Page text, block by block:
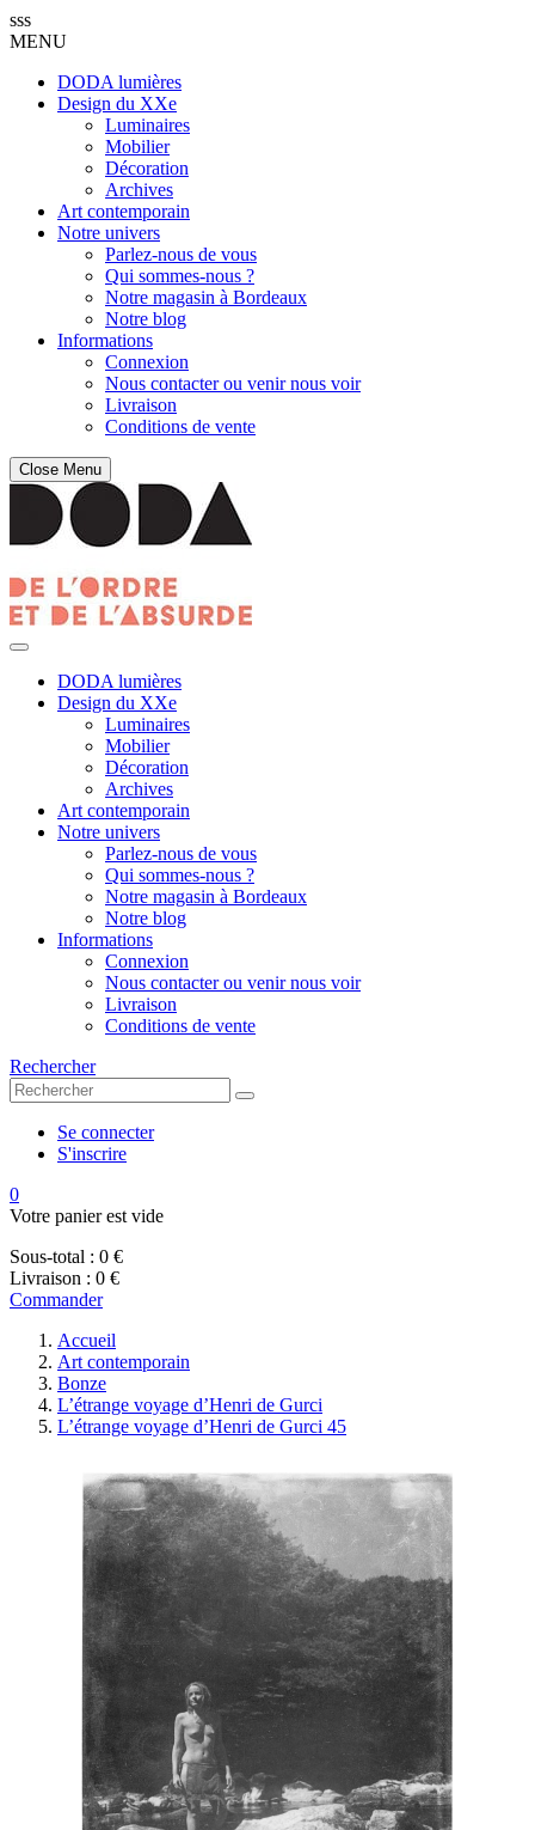
sss
MENU
DODA lumières
Design du XXe
Luminaires
Mobilier
Décoration
Archives
Art contemporain
Notre univers
Parlez-nous de vous
Qui sommes-nous ?
Notre magasin à Bordeaux
Notre blog
Informations
Connexion
Nous contacter ou venir nous voir
Livraison
Conditions de vente
Close Menu
DODA lumières
Design du XXe
Luminaires
Mobilier
Décoration
Archives
Art contemporain
Notre univers
Parlez-nous de vous
Qui sommes-nous ?
Notre magasin à Bordeaux
Notre blog
Informations
Connexion
Nous contacter ou venir nous voir
Livraison
Conditions de vente
Rechercher
Se connecter
S'inscrire
0
Votre panier est vide
Sous-total : 0 €
Livraison : 0 €
Commander
Accueil
Art contemporain
Bonze
L’étrange voyage d’Henri de Gurci
L’étrange voyage d’Henri de Gurci 45